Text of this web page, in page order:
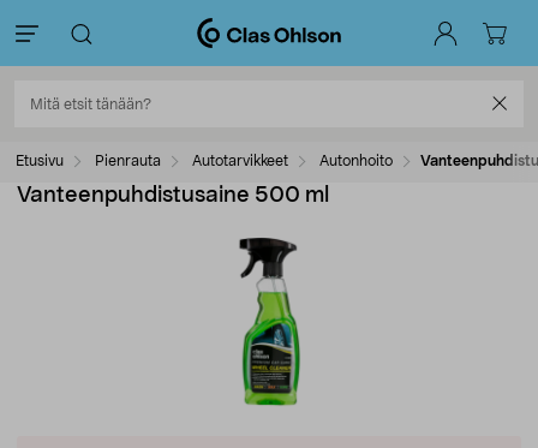
Etusivu Pienrauta Autotarvikkeet Autonhoito
Vanteenpuhdistusaine 500 ml